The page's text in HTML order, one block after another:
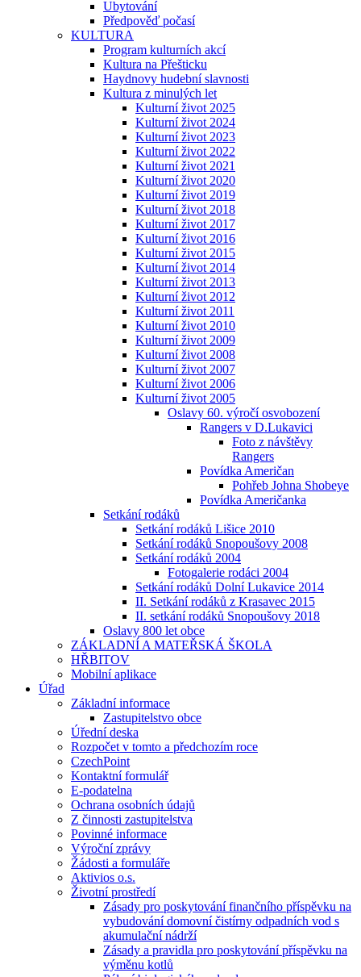
Ubytování
Předpověď počasí
KULTURA
Program kulturních akcí
Kultura na Přešticku
Haydnovy hudební slavnosti
Kultura z minulých let
Kulturní život 2025
Kulturní život 2024
Kulturní život 2023
Kulturní život 2022
Kulturní život 2021
Kulturní život 2020
Kulturní život 2019
Kulturní život 2018
Kulturní život 2017
Kulturní život 2016
Kulturní život 2015
Kulturní život 2014
Kulturní život 2013
Kulturní život 2012
Kulturní život 2011
Kulturní život 2010
Kulturní život 2009
Kulturní život 2008
Kulturní život 2007
Kulturní život 2006
Kulturní život 2005
Oslavy 60. výročí osvobození
Rangers v D.Lukavici
Foto z návštěvy
Rangers
Povídka Američan
Pohřeb Johna Shobeye
Povídka Američanka
Setkání rodáků
Setkání rodáků Lišice 2010
Setkání rodáků Snopoušovy 2008
Setkání rodáků 2004
Fotogalerie rodáci 2004
Setkání rodáků Dolní Lukavice 2014
II. Setkání rodáků z Krasavec 2015
II. setkání rodáků Snopoušovy 2018
Oslavy 800 let obce
ZÁKLADNÍ A MATEŘSKÁ ŠKOLA
HŘBITOV
Mobilní aplikace
Úřad
Základní informace
Zastupitelstvo obce
Úřední deska
Rozpočet v tomto a předchozím roce
CzechPoint
Kontaktní formulář
E-podatelna
Ochrana osobních údajů
Z činnosti zastupitelstva
Povinné informace
Výroční zprávy
Žádosti a formuláře
Aktivios o.s.
Životní prostředí
Zásady pro poskytování finančního příspěvku na
vybudování domovní čistírny odpadních vod s
akumulační nádrží
Zásady a pravidla pro poskytování příspěvku na
výměnu kotlů